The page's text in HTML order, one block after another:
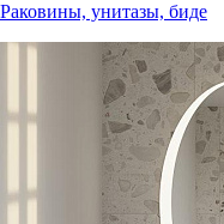
Раковины, унитазы, биде